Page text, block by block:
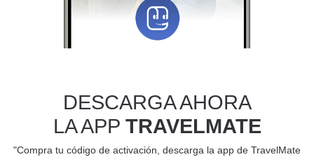
DESCARGA AHORA
LA APP TRAVELMATE
"Compra tu código de activación, descarga la app de TravelMate